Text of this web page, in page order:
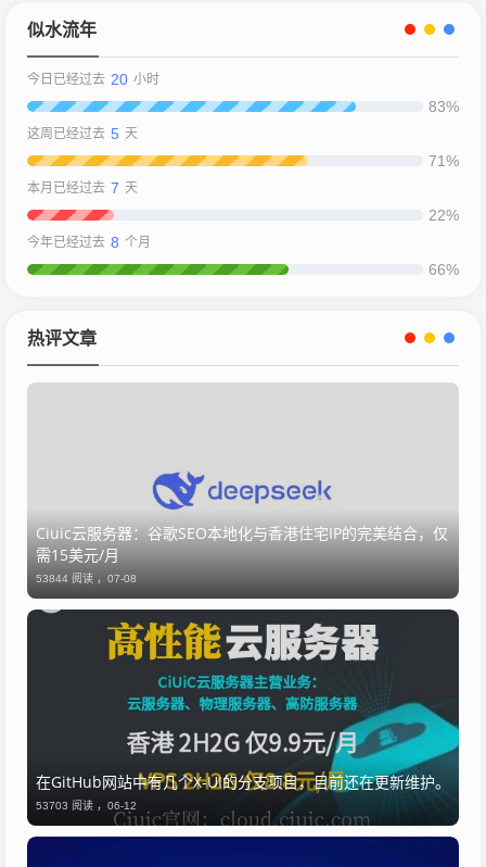
似水流年
今日已经过去 20 小时
83%
这周已经过去 5 天
71%
本月已经过去 7 天
22%
今年已经过去 8 个月
66%
热评文章
Ciuic云服务器：谷歌SEO本地化与香港住宅IP的完美结合，仅
需15美元/月
53844 阅读 ， 07-08
​在GitHub网站中有几个X-UI的分支项目，目前还在更新维护。
53703 阅读 ， 06-12